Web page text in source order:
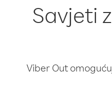
Savjeti
Viber Out